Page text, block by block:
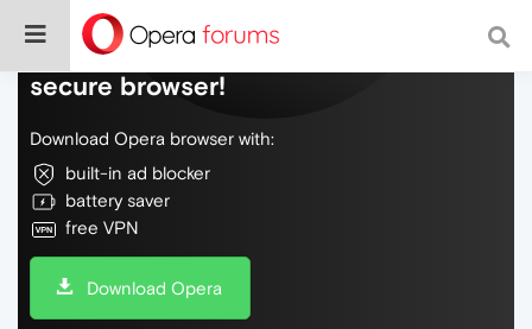
Do more on the web, with a fast and
secure browser!
Download Opera browser with:
built-in ad blocker
battery saver
free VPN
Download Opera